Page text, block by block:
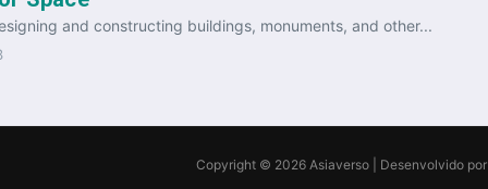
and constructing buildings, monuments, and other...
Copyright © 2026 Asiaverso | Desenvolvido por